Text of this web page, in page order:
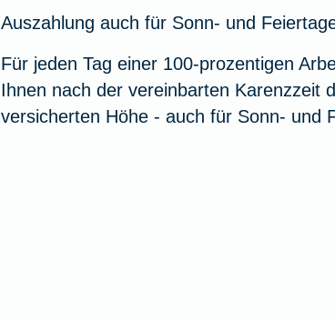
Auszahlung auch für Sonn- und
Für jeden Tag einer 100-prozentigen
Ihnen nach der vereinbarten Karenzzeit
versicherten Höhe - auch für Sonn- und